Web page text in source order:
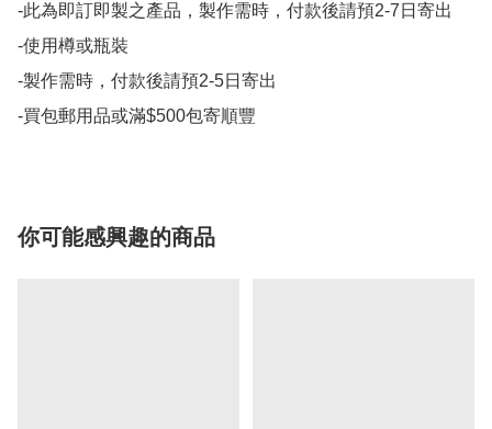
-此為即訂即製之產品，製作需時，付款後請預2-7日寄出
-使用樽或瓶裝
-製作需時，付款後請預2-5日寄出
-買包郵用品或滿$500包寄順豐
你可能感興趣的商品